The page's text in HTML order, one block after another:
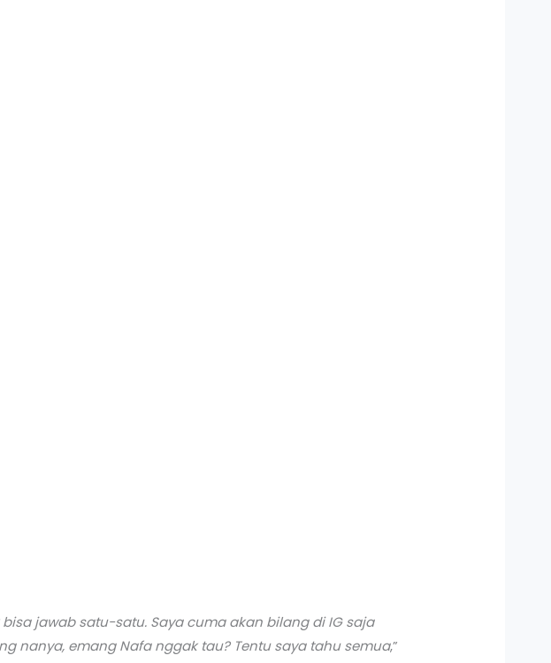
jawab satu-satu. Saya cuma akan bilang di IG saja
nanya, emang Nafa nggak tau? Tentu saya tahu semua,”